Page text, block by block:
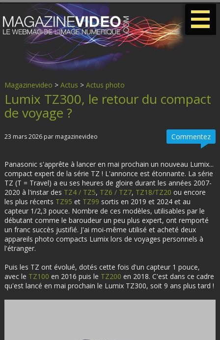
Magazinevideo > Actus > Actus photo
Lumix TZ300, le retour du compact
de voyage ?
Commentez
23 mars 2026 par magazinevideo
Panasonic s'apprête à lancer en mai prochain un nouveau Lumix...
compact expert de la série TZ ! L'annonce est étonnante. La série
TZ (T = Travel) a eu ses heures de gloire durant les années 2007-
2020 à l'instar des TZ4 / TZ5, TZ6 / TZ7, TZ18/TZ20 ou encore
les plus récents TZ95 et TZ99 sortis en 2019 et 2024 et au
capteur 1/2,3 pouce. Nombre de ces modèles, utilisables par le
débutant comme le baroudeur un peu plus expert, ont remporté
un franc succès justifié. J'ai moi-même utilisé et acheté deux
appareils photo compacts Lumix lors de voyages personnels à
l'étranger.
Puis les TZ ont évolué, dotés cette fois d'un capteur 1 pouce,
avec le TZ100 en 2016 puis le TZ200 en 2018. C'est dans ce cadre
qu'est lancé en mai prochain le Lumix TZ300, soit 9 ans plus tard !
-
-
-